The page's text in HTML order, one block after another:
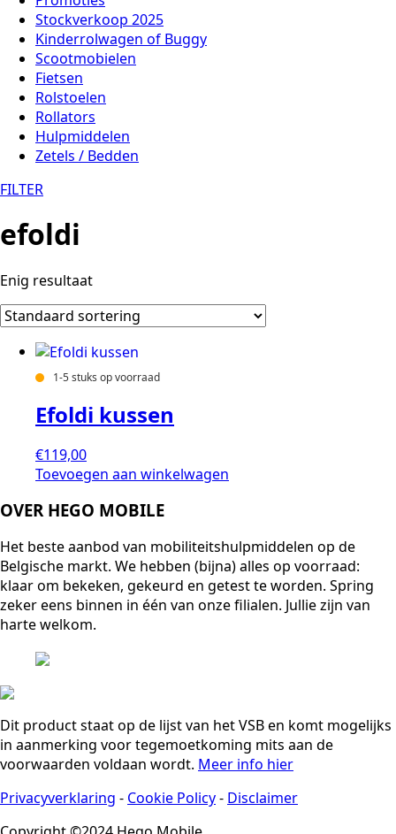
Stockverkoop 2025
Kinderrolwagen of Buggy
Scootmobielen
Fietsen
Rolstoelen
Rollators
Hulpmiddelen
Zetels / Bedden
FILTER
efoldi
Enig resultaat
1-5 stuks op voorraad
Efoldi kussen
€119,00
Toevoegen aan winkelwagen
OVER HEGO MOBILE
Het beste aanbod van mobiliteitshulpmiddelen op de
Belgische markt. We hebben (bijna) alles op voorraad:
klaar om bekeken, gekeurd en getest te worden. Spring
zeker eens binnen in één van onze filialen. Jullie zijn van
harte welkom.
Dit product staat op de lijst van het VSB en komt mogelijks
in aanmerking voor tegemoetkoming mits aan de
voorwaarden voldaan wordt. Meer info hier
Privacyverklaring - Cookie Policy- Disclaimer